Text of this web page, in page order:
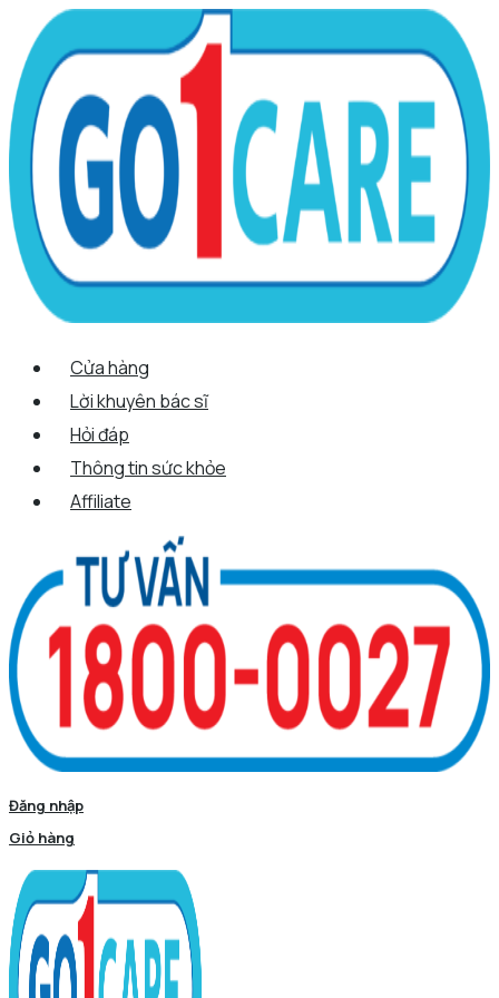
nội
dung
Menu
Cửa hàng
Lời khuyên bác sĩ
Hỏi đáp
Thông tin sức khỏe
Affiliate
Đăng nhập
Giỏ hàng
m
Scroll
Up